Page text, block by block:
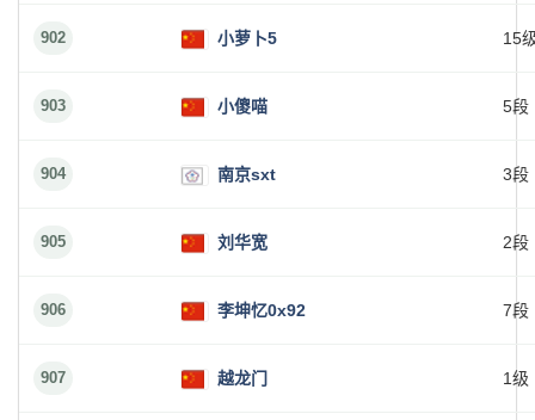
902 小萝卜5 15
903 小傻喵 5段
904 南京sxt 3段
905 刘华宽 2段
906 李坤忆0x92 7段
907 越龙门 1级